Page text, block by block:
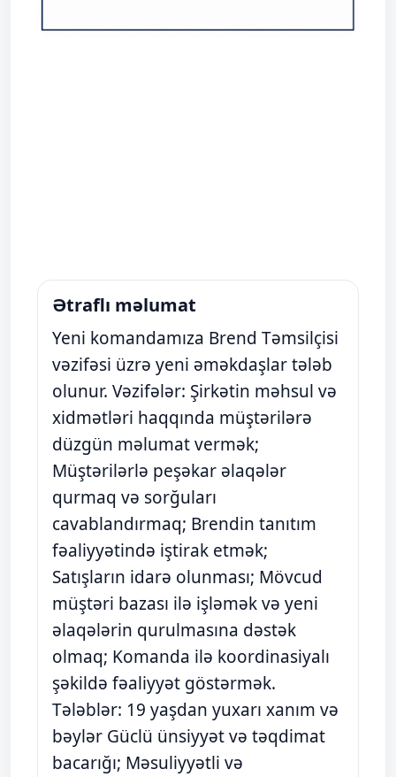
Ətraflı məlumat
Yeni komandamıza Brend Təmsilçisi
vəzifəsi üzrə yeni əməkdaşlar tələb
olunur. Vəzifələr: Şirkətin məhsul və
xidmətləri haqqında müştərilərə
düzgün məlumat vermək;
Müştərilərlə peşəkar əlaqələr
qurmaq və sorğuları
cavablandırmaq; Brendin tanıtım
fəaliyyətində iştirak etmək;
Satışların idarə olunması; Mövcud
müştəri bazası ilə işləmək və yeni
əlaqələrin qurulmasına dəstək
olmaq; Komanda ilə koordinasiyalı
şəkildə fəaliyyət göstərmək.
Tələblər: 19 yaşdan yuxarı xanım və
bəylər Güclü ünsiyyət və təqdimat
bacarığı; Məsuliyyətli və